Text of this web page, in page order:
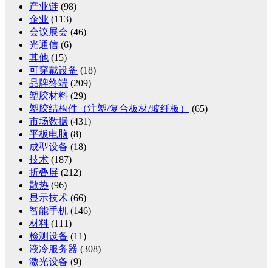
产业链 (98)
企业 (113)
会议展会 (46)
光通信 (6)
其他 (15)
可穿戴设备 (18)
品牌终端 (209)
塑胶材料 (29)
塑胶结构件（注塑/复合板材/玻纤板）
(65)
市场数据 (431)
平板电脑 (8)
成型设备 (18)
技术 (187)
折叠屏 (212)
散热 (96)
显示技术 (66)
智能手机 (146)
材料 (111)
检测设备 (11)
液冷服务器 (308)
激光设备 (9)